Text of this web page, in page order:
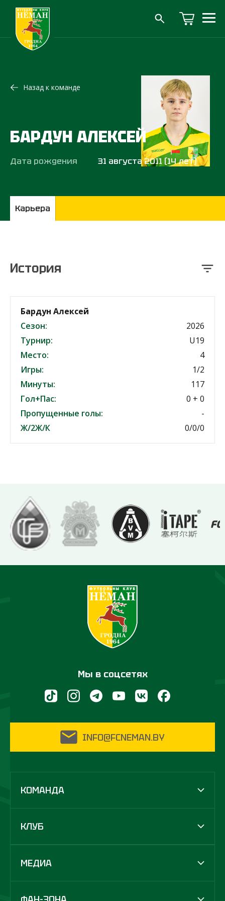
Назад к команде
БАРДУН АЛЕКСЕЙ
Дата рождения 31 августа 2011 (14 лет)
Карьера
История
Бардун Алексей
Сезон:
2026
Турнир:
U19
Место:
4
Игры:
1/2
Минуты:
117
Гол+Пас:
0 + 0
Пропущенные голы:
-
Ж/2Ж/К
0/0/0
Мы в соцсетях
INFO@FCNEMAN.BY
КОМАНДА
КЛУБ
МЕДИА